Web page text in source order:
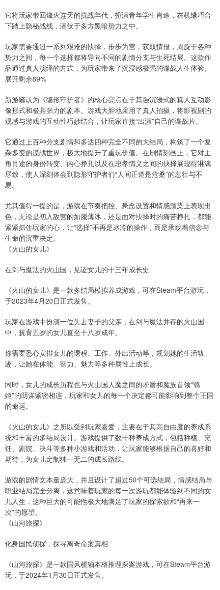
它将玩家带回烽火连天的抗战年代，扮演青年学生肖途，在机缘巧合
下踏上隐秘战线，潜伏于多方黑暗势力之中。
玩家需要通过一系列艰难的抉择，步步为营，获取情报，周旋于各种
势力之间，每一个选择都将导向不同的剧情分支与生死结局。这款作
品通过真人演绎的方式，为玩家带来了沉浸感极强的谍战人生体验。
展开剩余89%
新游酱认为《隐形守护者》的核心亮点在于其强沉浸式的真人互动影
像形式和极具张力的剧本。游戏大胆地采用了真人拍摄，将影视剧的
观感与游戏的互动性巧妙结合，让玩家直接“出演”自己的谍战片。
它通过上百种分支剧情和多达四种完全不同的大结局，构筑了一个复
杂多变的谍战世界，极大地提升了重玩价值。在剧情刻画上，它对主
角肖途的身份转变、内心挣扎以及在忠孝情义之间的抉择展现得淋漓
尽致，使人深刻体会到隐形守护者们“人间正道是沧桑”的悲壮与不
易。
尤其值得一提的是，游戏在节奏把控、悬念设置和情感渲染上表现出
色，无论是初入敌营的如履薄冰，还是面对抉择时的痛苦挣扎，都能
紧紧抓住玩家的心，让“选择”不再是冰冷的操作，而是承载着信念与
生命的沉重决定。
《火山的女儿》
在剑与魔法的火山国，见证女儿的十三年成长史
《火山的女儿》是一款多结局模拟养成游戏，可在Steam平台游玩，
于2023年4月20日正式发售。
玩家在游戏中扮演一位失去妻子的父亲，在剑与魔法并存的火山国
中，抚育五岁的女儿直至十八岁成年。
你需要悉心安排女儿的课程、工作、外出活动等，规划她的生活轨
迹，让她在体能、智力、魅力等多种属性上成长。
同时，女儿的成长历程也与火山国人魔之间的矛盾和魔族首领“鸮
姬”的阴谋紧密相连，玩家和女儿的每一个决定都可能影响到整个王国
的命运。
《火山的女儿》之所以受到玩家喜爱，主要在于其高自由度的养成系
统和丰富的多结局设计。游戏提供了数十种养成方式，包括种植、烹
饪、剧院、决斗等多种小游戏和活动，让玩家能够根据自己的喜好和
期待，为女儿定制独一无二的成长路线。
游戏的剧情文本量庞大，并且设计了超过50个可选结局，情感结局与
职业结局完全分离，这意味着玩家的每一次游玩都能体验到不同的女
儿人生，这种巨大的可能性极大地满足了玩家的探索欲和“再来一
次”的愿望。
《山河旅探》
化身国民侦探，探寻离奇命案真相
《山河旅探》是一款国风横轴本格推理探案游戏，可在Steam平台游
玩，于2024年1月30日正式发售。